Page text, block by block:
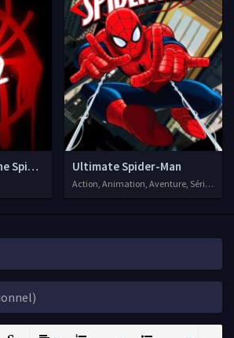
Spider-Verse 2Ultimate Spider-Man
Action, Animation, Aventure, Séries VF,